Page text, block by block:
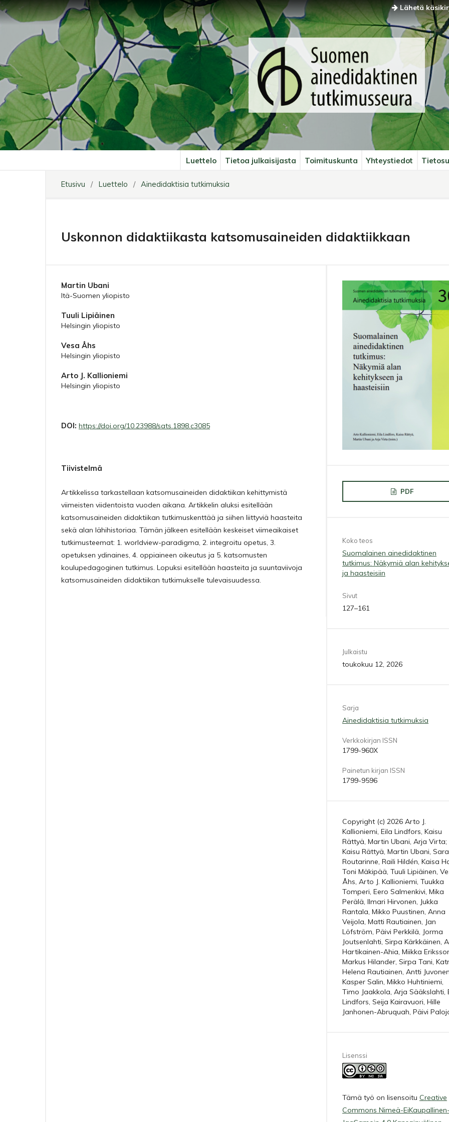
Luettelo Tietoa julkaisijasta Toimituskunta Yhteystiedot
Lähetä
Etusivu / Luettelo / Ainedidaktisia tutkimuksia
Uskonnon didaktiikasta katsomusaineiden didaktiikkaan
Martin Ubani
Itä-Suomen yliopisto
Tuuli Lipiäinen
Helsingin yliopisto
Vesa Åhs
Helsingin yliopisto
Arto J. Kallioniemi
Helsingin yliopisto
DOI: https://doi.org/10.23988/sats.1898.c3085
Tiivistelmä
Artikkelissa tarkastellaan katsomusaineiden didaktiikan kehittymistä
viimeisten viidentoista vuoden aikana. Artikkelin aluksi esitellään
katsomusaineiden didaktiikan tutkimuskenttää ja siihen liittyviä haasteita
sekä alan lähihistoriaa. Tämän jälkeen esitellään keskeiset viimeaikaiset
tutkimusteemat: 1. worldview-paradigma, 2. integroitu opetus, 3.
opetuksen ydinaines, 4. oppiaineen oikeutus ja 5. katsomusten
koulupedagoginen tutkimus. Lopuksi esitellään haasteita ja suuntaviivoja
katsomusaineiden didaktiikan tutkimukselle tulevaisuudessa.
PDF
Koko teos
Suomalainen ainedidaktinen
tutkimus: Näkymiä alan
ja haasteisiin
Sivut
127–161
Julkaistu
toukokuu 12, 2026
Sarja
Ainedidaktisia tutkimuksia
Verkkokirjan ISSN
1799-960X
Painetun kirjan ISSN
1799-9596
Copyright (c) 2026 Arto J.
Kallioniemi, Eila Lindfors, Kaisu
Rättyä, Martin Ubani, Arja Virta;
Kaisu Rättyä, Martin Ubani, Sara
Routarinne, Raili Hildén, Kaisa
Toni Mäkipää, Tuuli Lipiäinen,
Åhs, Arto J. Kallioniemi, Tuukka
Tomperi, Eero Salmenkivi, Mika
Perälä, Ilmari Hirvonen, Jukka
Rantala, Mikko Puustinen, Anna
Veijola, Matti Rautiainen, Jan
Löfström, Päivi Perkkilä, Jorma
Joutsenlahti, Sirpa Kärkkäinen,
Hartikainen-Ahia, Miikka
Markus Hilander, Sirpa Tani,
Helena Rautiainen, Antti
Kasper Salin, Mikko Huhtiniemi,
Timo Jaakkola, Arja Sääkslahti,
Lindfors, Seija Kairavuori, Hille
Janhonen-Abruquah, Päivi
Lisenssi
Tämä työ on lisensoitu Creative
Commons Nimeä-